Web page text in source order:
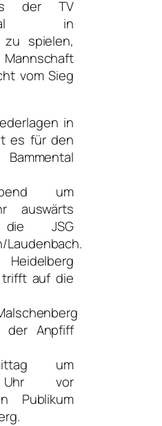
der TV
in
zu spielen,
vom Sieg
in
es für den
um
auswärts
JSG
Laudenbach.
auf die
Anpfiff
um
vor
Publikum